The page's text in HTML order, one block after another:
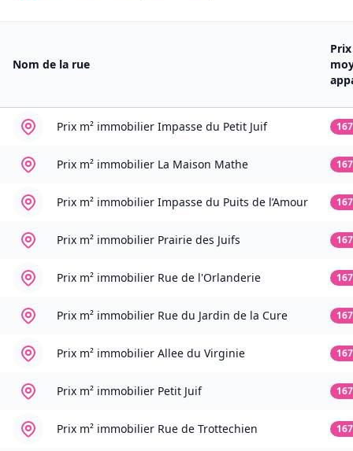
Nom de la rue
Prix m² immobilier Impasse du Petit Juif
Prix m² immobilier La Maison Mathe
Prix m² immobilier Impasse du Puits de l’Amour
Prix m² immobilier Prairie des Juifs
Prix m² immobilier Rue de l'Orlanderie
Prix m² immobilier Rue du Jardin de la Cure
Prix m² immobilier Allee du Virginie
Prix m² immobilier Petit Juif
Prix m² immobilier Rue de Trottechien